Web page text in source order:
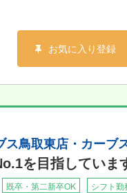
りたい。 だけどプライベ
！★
「カーブスイオン鳥取
献できる人材を育成した
ことが出来れば、地域
お気に入り登録
鳥取東店・カーブ
を目指していま
既卒・第二新卒OK シフト勤